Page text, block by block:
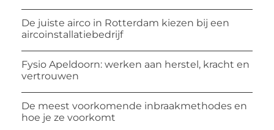
De juiste airco in Rotterdam kiezen bij een
aircoinstallatiebedrijf
Fysio Apeldoorn: werken aan herstel, kracht en
vertrouwen
De meest voorkomende inbraakmethodes en
hoe je ze voorkomt